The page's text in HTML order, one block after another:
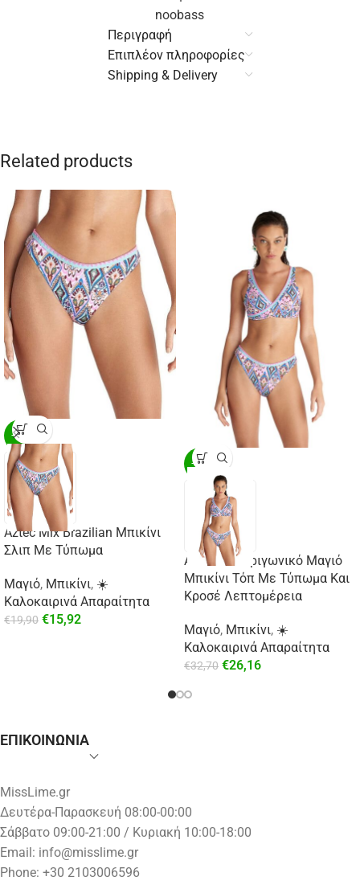
noobass
Περιγραφή
Επιπλέον πληροφορίες
Shipping & Delivery
Related products
-20%
Aztec Mix Brazilian Μπικίνι
Σλιπ Με Τύπωμα
Μαγιό, Μπικίνι, ☀️
Καλοκαιρινά Απαραίτητα
€19,90 €15,92
-20%
Aztec Mix Τριγωνικό Μαγιό
Μπικίνι Τόπ Με Τύπωμα Και
Κροσέ Λεπτομέρεια
Μαγιό, Μπικίνι, ☀️
Καλοκαιρινά Απαραίτητα
€32,70 €26,16
ΕΠΙΚΟΙΝΩΝΙΑ
MissLime.gr
Δευτέρα-Παρασκευή 08:00-00:00
Σάββατο 09:00-21:00 / Κυριακή 10:00-18:00
Email: info@misslime.gr
Phone: +30 2103006596